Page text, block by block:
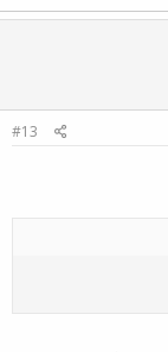
#13